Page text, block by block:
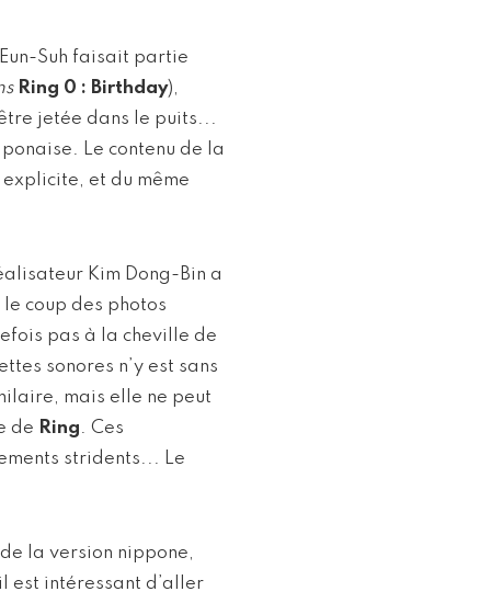
Suh faisait partie
Ring 0 : Birthday),
jetée dans le puits...
Le contenu de la
et du même
Kim Dong-Bin a
coup des photos
pas à la cheville de
sonores n’y est sans
mais elle ne peut
de Ring. Ces
stridents... Le
la version nippone,
est intéressant d’aller